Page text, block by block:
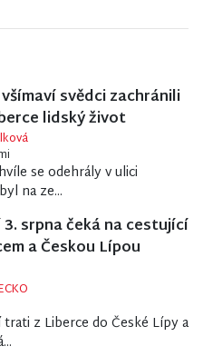
svědci zachránili
lidský život
se odehrály v ulici
na ze...
srpna čeká na cestující
a Českou Lípou
z Liberce do České Lípy a